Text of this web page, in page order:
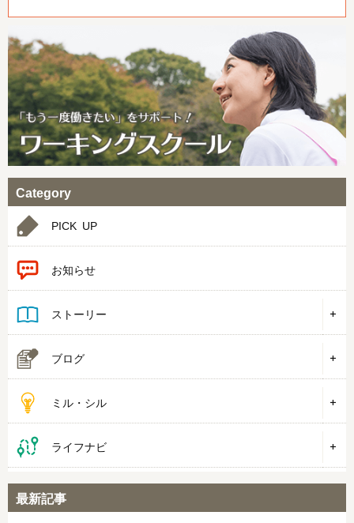
Category
PICK UP
お知らせ
ストーリー
ブログ
ミル・シル
ライフナビ
最新記事